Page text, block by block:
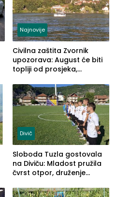
Najnovije
Civilna zaštita Zvornik
upozorava: August će biti
topliji od prosjeka,
nestašice vode
Divič
Sloboda Tuzla gostovala
na Diviču: Mladost pružila
čvrst otpor, druženje
jezera